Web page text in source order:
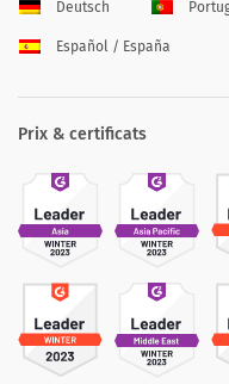
Deutsch
Español / España
Prix & certificats